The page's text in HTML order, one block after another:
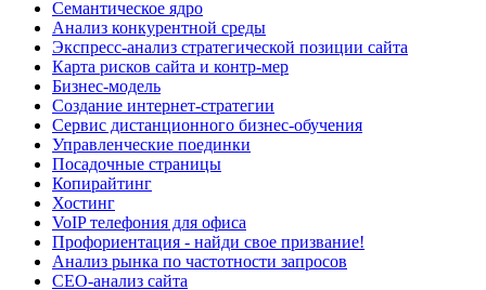
Семантическое ядро
Анализ конкурентной среды
Экспресс-анализ стратегической позиции сайта
Карта рисков сайта и контр-мер
Бизнес-модель
Создание интернет-стратегии
Сервис дистанционного бизнес-обучения
Управленческие поединки
Посадочные страницы
Копирайтинг
Хостинг
VoIP телефония для офиса
Профориентация - найди свое призвание!
Анализ рынка по частотности запросов
СЕО-анализ сайта